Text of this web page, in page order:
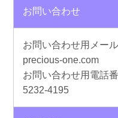
お問い合わせ
お問い合わせ用メー
precious-one.com
お問い合わせ用電話
5232-4195